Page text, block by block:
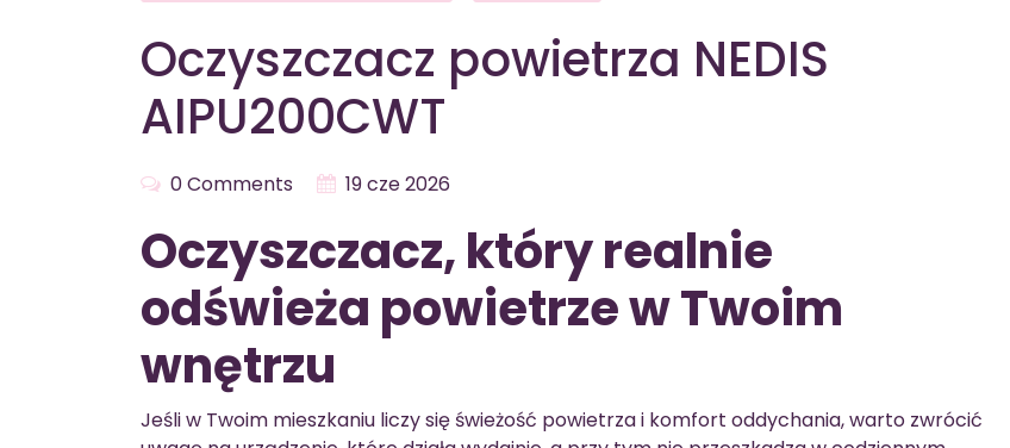
Oczyszczacz powietrza NEDIS
AIPU200CWT
0 Comments 19 cze 2026
Oczyszczacz, który realnie
odświeża powietrze w Twoim
wnętrzu
Jeśli w Twoim mieszkaniu liczy się świeżość powietrza i komfort oddychania, warto zwrócić